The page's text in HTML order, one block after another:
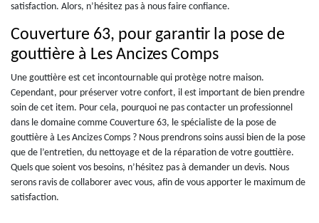
satisfaction. Alors, n’hésitez pas à nous faire confiance.
Couverture 63, pour garantir la pose de
gouttière à Les Ancizes Comps
Une gouttière est cet incontournable qui protège notre maison.
Cependant, pour préserver votre confort, il est important de bien prendre
soin de cet item. Pour cela, pourquoi ne pas contacter un professionnel
dans le domaine comme Couverture 63, le spécialiste de la pose de
gouttière à Les Ancizes Comps ? Nous prendrons soins aussi bien de la pose
que de l’entretien, du nettoyage et de la réparation de votre gouttière.
Quels que soient vos besoins, n’hésitez pas à demander un devis. Nous
serons ravis de collaborer avec vous, afin de vous apporter le maximum de
satisfaction.